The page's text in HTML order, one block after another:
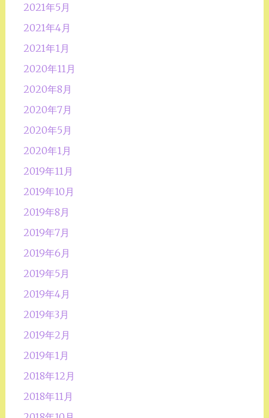
2021年5月
2021年4月
2021年1月
2020年11月
2020年8月
2020年7月
2020年5月
2020年1月
2019年11月
2019年10月
2019年8月
2019年7月
2019年6月
2019年5月
2019年4月
2019年3月
2019年2月
2019年1月
2018年12月
2018年11月